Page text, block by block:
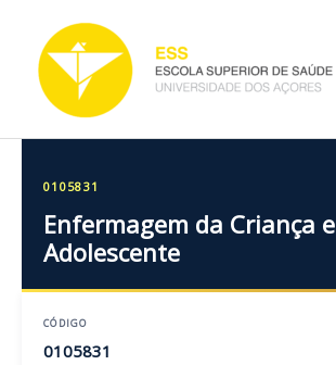
content
0105831
Enfermagem da Criança e
Adolescente
CÓDIGO
0105831